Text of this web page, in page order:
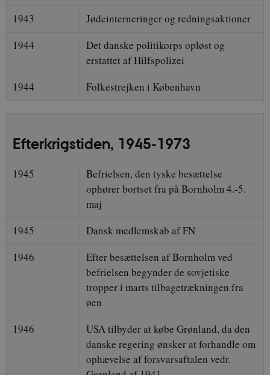
1943
Jødeinterneringer og redningsaktioner
1944
Det danske politikorps opløst og
erstattet af Hilfspolizei
1944
Folkestrejken i København
Efterkrigstiden, 1945-1973
1945
Befrielsen, den tyske besættelse
ophører bortset fra på Bornholm 4.-5.
maj
1945
Dansk medlemskab af FN
1946
Efter besættelsen af Bornholm ved
befrielsen begynder de sovjetiske
tropper i marts tilbagetrækningen fra
øen
1946
USA tilbyder at købe Grønland, da den
danske regering ønsker at forhandle om
ophævelse af forsvarsaftalen vedr.